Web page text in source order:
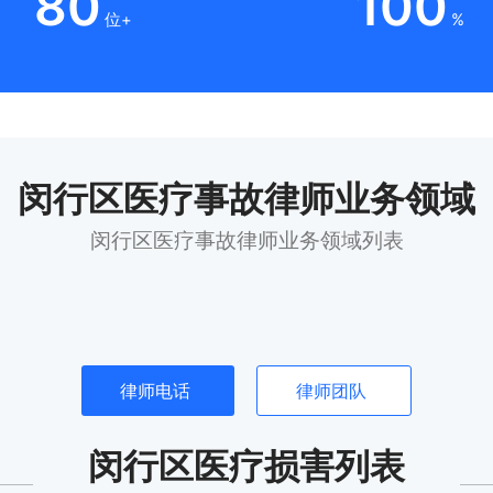
位+ %
闵行区医疗事故律师业务领域
闵行区医疗事故律师业务领域列表
律师电话 律师团队
闵行区医疗损害列表